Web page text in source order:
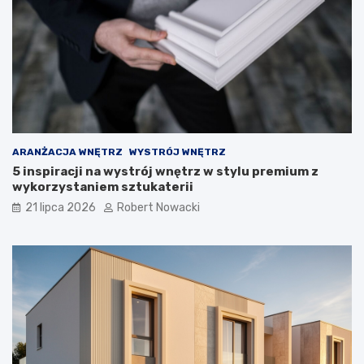
n
z
w
i
z
a
n
i
ARANŻACJA WNĘTRZ WYSTRÓJ WNĘTRZ
5 inspiracji na wystrój wnętrz w stylu premium z
wykorzystaniem sztukaterii
21 lipca 2026 Robert Nowacki